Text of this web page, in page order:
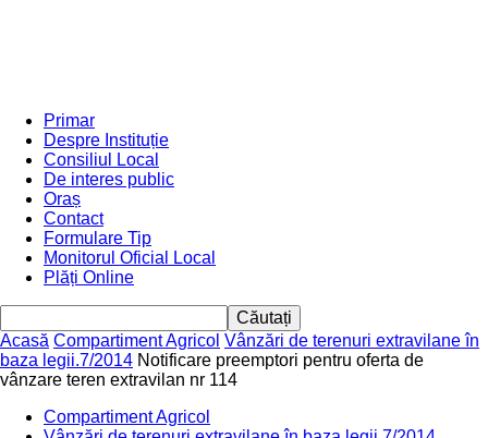
Primar
Despre Instituție
Consiliul Local
De interes public
Oraș
Contact
Formulare Tip
Monitorul Oficial Local
Plăți Online
Acasă Compartiment Agricol Vânzări de terenuri extravilane în
baza legii.7/2014 Notificare preemptori pentru oferta de
vânzare teren extravilan nr 114
Compartiment Agricol